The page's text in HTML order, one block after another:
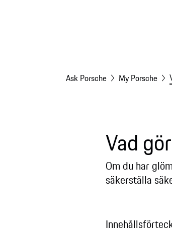
Ask Porsche My Porsche
Vad
Om du har
säkerställa